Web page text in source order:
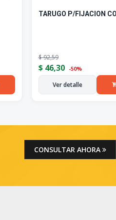
TARUGO P/FIJACION
$92,59
$46,30 -50%
Ver detalle
CONSULTAR AHORA